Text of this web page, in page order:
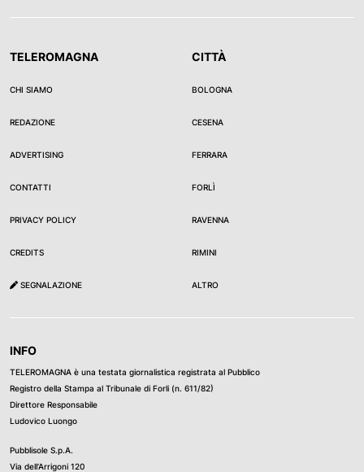
TELEROMAGNA
CHI SIAMO
REDAZIONE
ADVERTISING
CONTATTI
PRIVACY POLICY
CREDITS
SEGNALAZIONE
CITTÀ
BOLOGNA
CESENA
FERRARA
FORLÌ
RAVENNA
RIMINI
ALTRO
INFO
TELEROMAGNA è una testata giornalistica registrata al Pubblico
Registro della Stampa al Tribunale di Forli (n. 611/82)
Direttore Responsabile
Ludovico Luongo
Pubblisole S.p.A.
Via dell’Arrigoni 120